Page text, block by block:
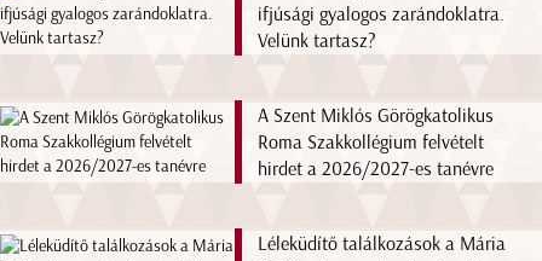
ifjúsági gyalogos zarándoklatra.
Velünk tartasz?
A Szent Miklós Görögkatolikus
Roma Szakkollégium felvételt
hirdet a 2026/2027-es tanévre
Léleküdítő találkozások a Mária